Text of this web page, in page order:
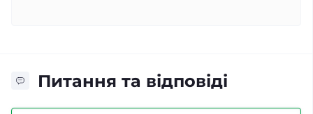
Питання та відповіді